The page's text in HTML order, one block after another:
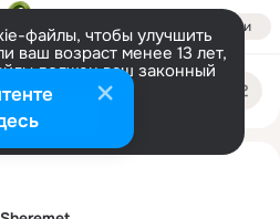
Войти
файлы, чтобы улучшить
ваш возраст менее 13 лет,
должен ваш законный
информации
Настроить